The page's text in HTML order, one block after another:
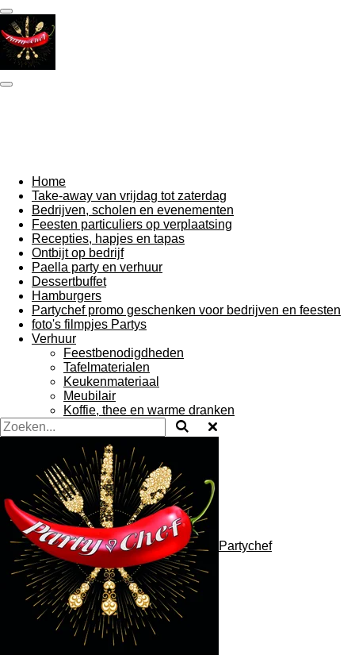
Ga
direct
naar
de
hoofdinhoud
Home
Take-away van vrijdag tot zaterdag
Bedrijven, scholen en evenementen
Feesten particuliers op verplaatsing
Recepties, hapjes en tapas
Ontbijt op bedrijf
Paella party en verhuur
Dessertbuffet
Hamburgers
Partychef promo geschenken voor bedrijven en feesten
foto's filmpjes Partys
Verhuur
Feestbenodigdheden
Tafelmaterialen
Keukenmateriaal
Meubilair
Koffie, thee en warme dranken
Partychef